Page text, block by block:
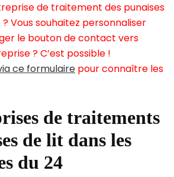
de traitement des punaises
Vous souhaitez personnaliser
le bouton de contact vers
? C’est possible !
ce formulaire pour connaître les
de traitements
de lit dans les
du 24